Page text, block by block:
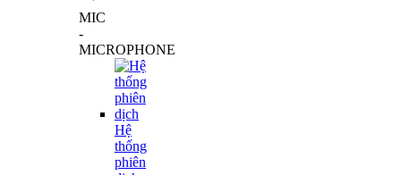
MIC
-
MICROPHONE
Hệ
thống
phiên